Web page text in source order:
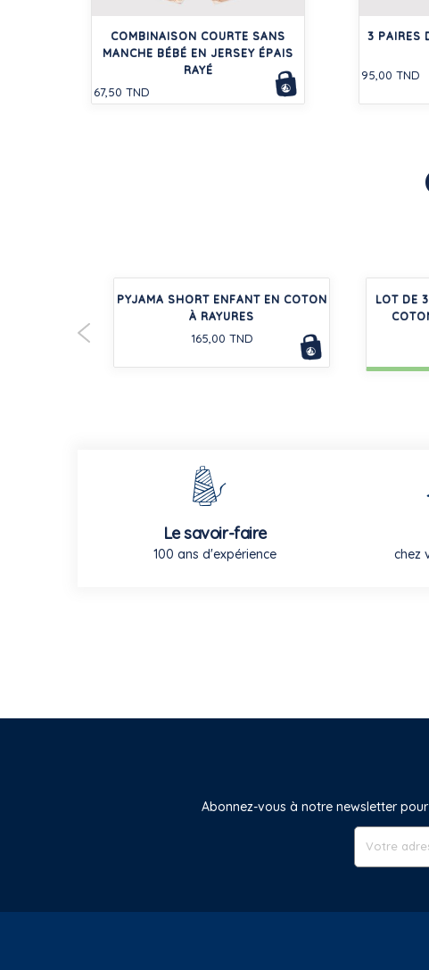
COMBINAISON COURTE SANS
MANCHE BÉBÉ EN JERSEY ÉPAIS
RAYÉ
67,50 TND
3 PAIRES
95,00 TND
PYJAMA SHORT ENFANT EN COTON
À RAYURES
165,00 TND
LOT DE
Le savoir-faire
100 ans d'expérience chez
Abonnez-vous à notre newsletter